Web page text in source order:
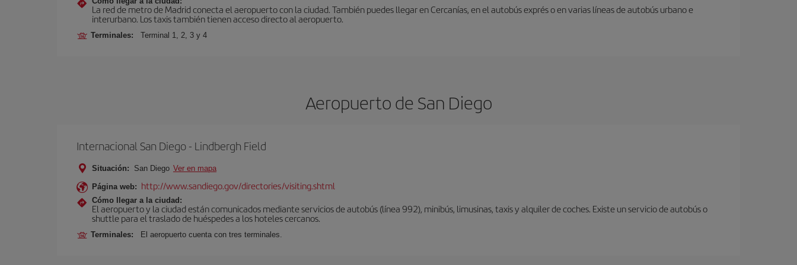
La red de metro de Madrid conecta el aeropuerto con la ciudad. También puedes llegar en Cercanías, en el autobús exprés o en varias líneas de autobús urbano e
interurbano. Los taxis también tienen acceso directo al aeropuerto.
Terminales: Terminal 1, 2, 3 y 4
Aeropuerto de San Diego
Internacional San Diego - Lindbergh Field
Situación: San Diego Ver en mapa
Página web: http://www.sandiego.gov/directories/visiting.shtml
Cómo llegar a la ciudad:
El aeropuerto y la ciudad están comunicados mediante servicios de autobús (línea 992), minibús, limusinas, taxis y alquiler de coches. Existe un servicio de autobús o
shuttle para el traslado de huéspedes a los hoteles cercanos.
Terminales: El aeropuerto cuenta con tres terminales.